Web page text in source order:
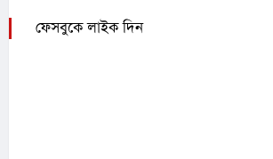
ফেসবুকে লাইক দিন